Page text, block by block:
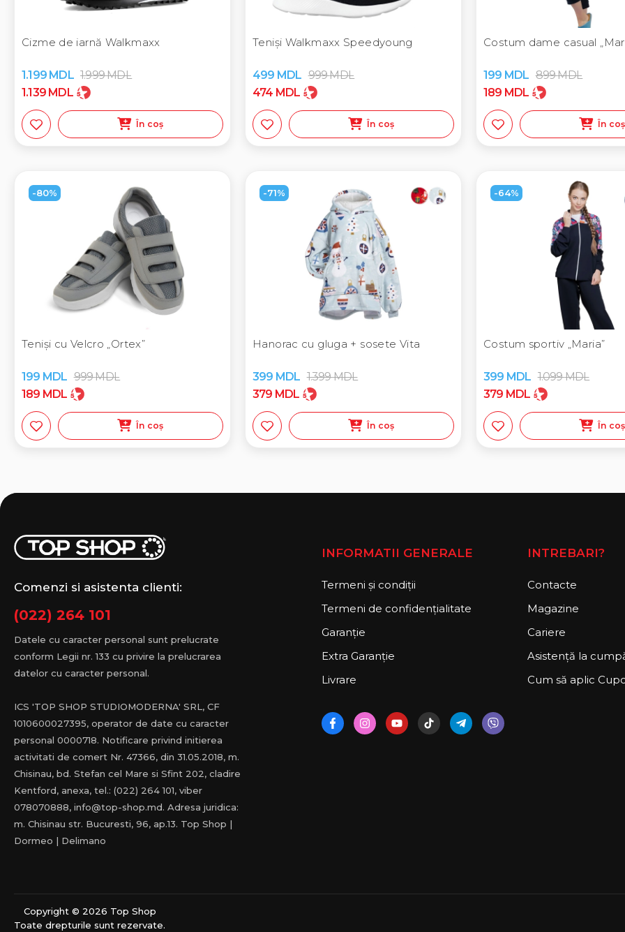
Cizme de iarnă Walkmaxx
1.199 MDL 1.999MDL
1.139 MDL
În coș
Teniși Walkmaxx Speedyoung
499 MDL 999MDL
474 MDL
În coș
Costum dame casual
199 MDL 899MDL
189 MDL
În coș
-80%
Teniși cu Velcro „Ortex”
199 MDL 999MDL
189 MDL
În coș
-71%
Hanorac cu gluga + sosete Vita
399 MDL 1.399MDL
379 MDL
În coș
-64%
Costum sportiv „Maria”
399 MDL 1.099MDL
379 MDL
În coș
Comenzi si asistenta clienti:
(022) 264 101
Datele cu caracter personal sunt prelucrate
conform Legii nr. 133 cu privire la prelucrarea
datelor cu caracter personal.
ICS 'TOP SHOP STUDIOMODERNA' SRL, CF
1010600027395, operator de date cu caracter
personal 0000718. Notificare privind initierea
activitati de comert Nr. 47366, din 31.05.2018, m.
Chisinau, bd. Stefan cel Mare si Sfint 202, cladire
Kentford, anexa, tel.: (022) 264 101, viber
078070888, info@top-shop.md. Adresa juridica:
m. Chisinau str. Bucuresti, 96, ap.13. Top Shop |
Dormeo | Delimano
INFORMATII GENERALE
Termeni și condiții
Termeni de confidențialitate
Garanție
Extra Garanție
Livrare
INTREBARI?
Contacte
Magazine
Cariere
Asistență la
Cum să aplic
Copyright © 2026 Top Shop
Toate drepturile sunt rezervate.